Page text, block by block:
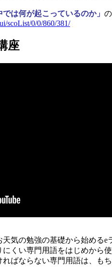
では何が起こっているのか」
scoList/0/0/860/381/
座
気の勉強の基礎から始めるe
くい専門用語をはじめから
ばならない専門用語は、